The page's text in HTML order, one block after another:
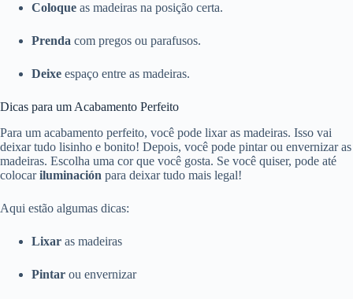
Coloque as madeiras na posição certa.
Prenda com pregos ou parafusos.
Deixe espaço entre as madeiras.
Dicas para um Acabamento Perfeito
Para um acabamento perfeito, você pode lixar as madeiras. Isso vai
deixar tudo lisinho e bonito! Depois, você pode pintar ou envernizar as
madeiras. Escolha uma cor que você gosta. Se você quiser, pode até
colocariluminación para deixar tudo mais legal!
Aqui estão algumas dicas:
Lixar as madeiras
Pintar ou envernizar